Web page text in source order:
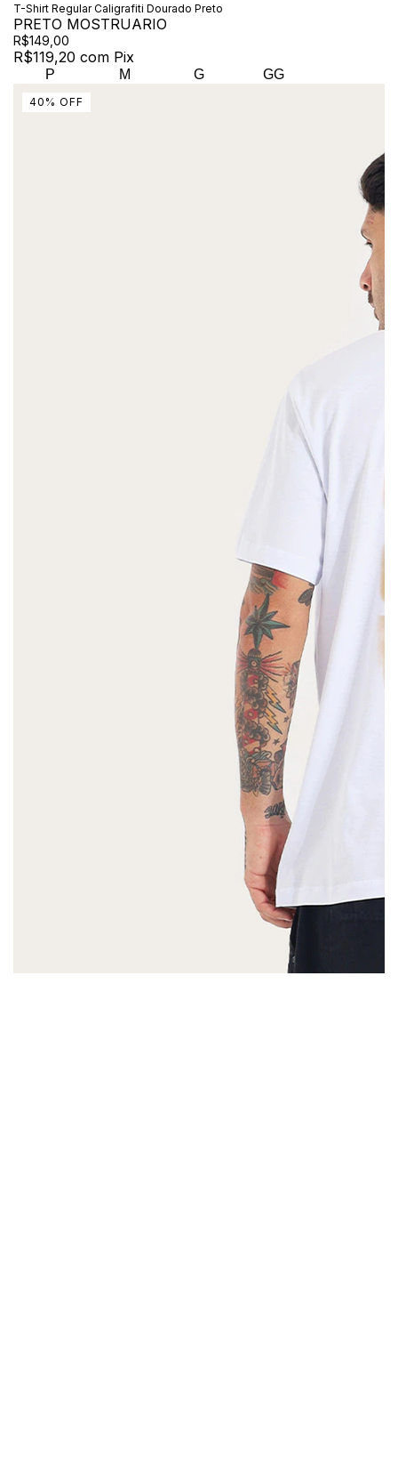
T-Shirt Regular Caligrafiti Dourado Preto
PRETO MOSTRUARIO
R$149,00
R$119,20 com Pix
P M G GG
40 % OFF